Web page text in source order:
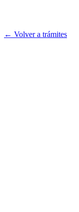
← Volver a trámites